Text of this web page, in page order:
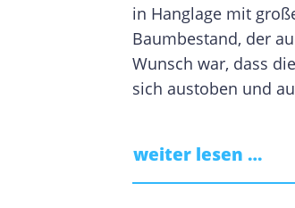
in Hanglage mit
Baumbestand, der
Wunsch war, dass
sich austoben und
weiter lesen …